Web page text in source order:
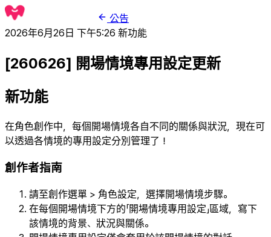
公告
2026年6月26日 下午5:26 新功能
[260626] 開場情境專用設定更新
新功能
在角色創作中，每個開場情境各自不同的關係與狀況，現在可
以透過各情境的專用設定分別管理了！
創作者指南
請至創作選單 > 角色設定，選擇開場情境步驟。
在每個開場情境下方的「開場情境專用設定」區域，寫下
該情境的背景、狀況與關係。